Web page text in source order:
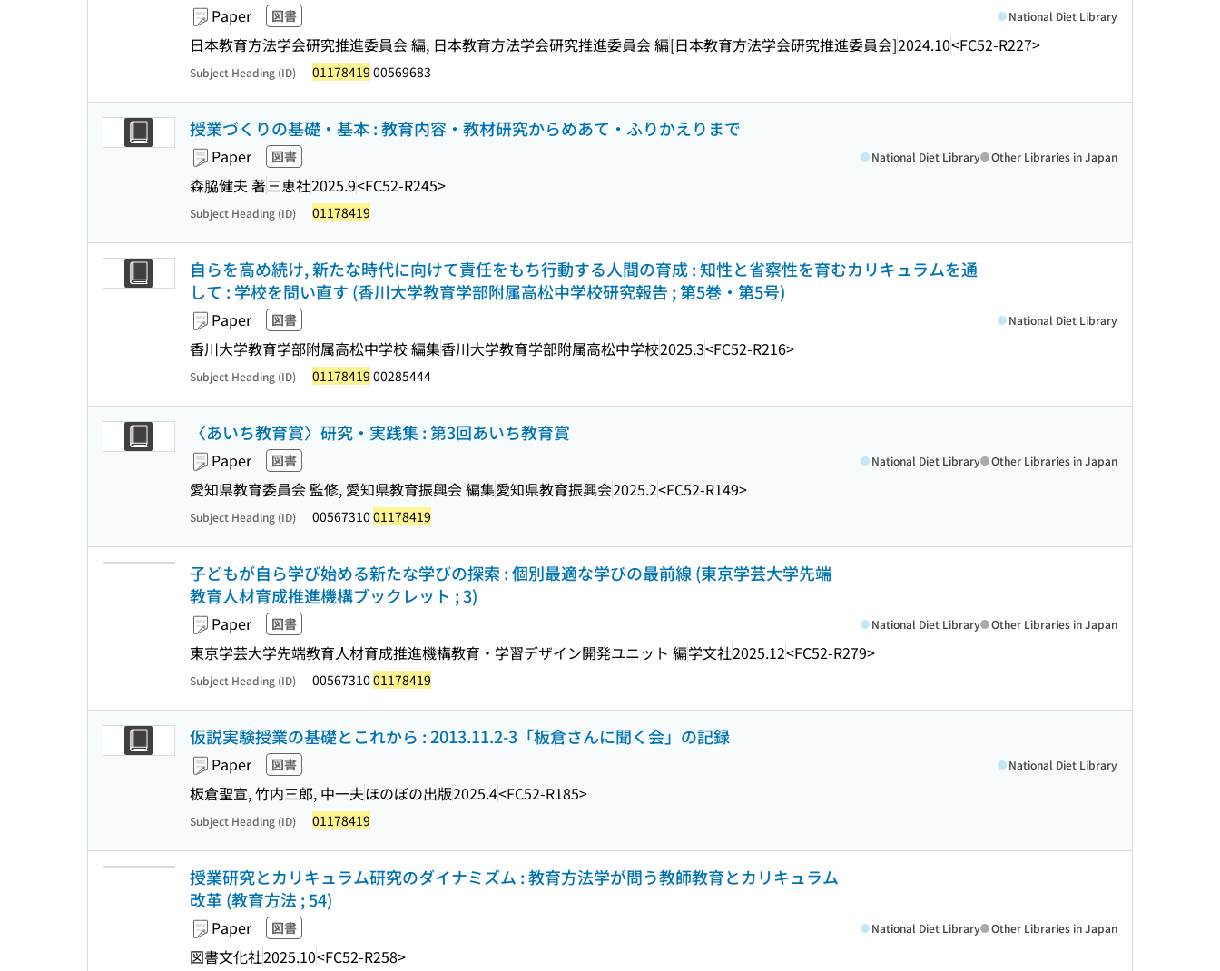
Paper 図書
日本教育方法学会研究推進委員会 編, 日本教育方法学会研究推進委員会 編[日本教育方法学会研究推進委員会]2024.10<FC52-R227>
National Diet Library
Subject Heading (ID) 01178419 00569683
授業づくりの基礎・基本 : 教育内容・教材研究からめあて・ふりかえりまで
Paper 図書
森脇健夫 著三恵社2025.9<FC52-R245>
National Diet Library Other Libraries in Japan
Subject Heading (ID) 01178419
自らを高め続け, 新たな時代に向けて責任をもち行動する人間の育成 : 知性と省察性を育むカリキュラムを通
して : 学校を問い直す (香川大学教育学部附属高松中学校研究報告 ; 第5巻・第5号)
Paper 図書
香川大学教育学部附属高松中学校 編集香川大学教育学部附属高松中学校2025.3<FC52-R216>
National Diet Library
Subject Heading (ID) 01178419 00285444
〈あいち教育賞〉研究・実践集 : 第3回あいち教育賞
Paper 図書
愛知県教育委員会 監修, 愛知県教育振興会 編集愛知県教育振興会2025.2<FC52-R149>
National Diet Library Other Libraries in Japan
Subject Heading (ID) 00567310 01178419
子どもが自ら学び始める新たな学びの探索 : 個別最適な学びの最前線 (東京学芸大学先端
教育人材育成推進機構ブックレット ; 3)
Paper 図書
東京学芸大学先端教育人材育成推進機構教育・学習デザイン開発ユニット 編学文社2025.12<FC52-R279>
National Diet Library Other Libraries in Japan
Subject Heading (ID) 00567310 01178419
仮説実験授業の基礎とこれから : 2013.11.2-3「板倉さんに聞く会」の記録
Paper 図書
板倉聖宣, 竹内三郎, 中一夫ほのぼの出版2025.4<FC52-R185>
National Diet Library
Subject Heading (ID) 01178419
授業研究とカリキュラム研究のダイナミズム : 教育方法学が問う教師教育とカリキュラム
改革 (教育方法 ; 54)
Paper 図書
図書文化社2025.10<FC52-R258>
National Diet Library Other Libraries in Japan